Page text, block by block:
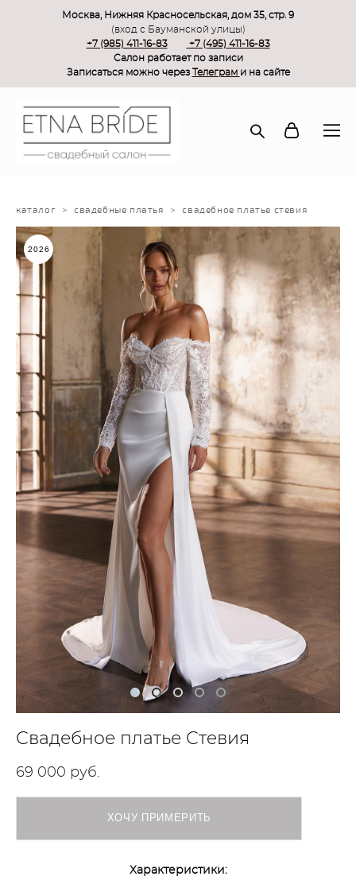
Москва, Нижняя Красносельская, дом 35, стр. 9
(вход с Бауманской улицы)
+7 (985) 411-16-83
+7 (495) 411-16-83
Салон работает по записи
Записаться можно через Телеграм и на сайте
каталог > свадебные платья > свадебное платье стeвия
2026
Свадебное платье Стeвия
69 000 pуб.
ХОЧУ ПРИМЕРИТЬ
Характеристики: